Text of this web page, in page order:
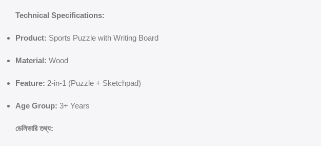
Technical Specifications:
Product: Sports Puzzle with Writing Board
Material: Wood
Feature: 2-in-1 (Puzzle + Sketchpad)
Age Group: 3+ Years
ডেলিভারি তথ্য: